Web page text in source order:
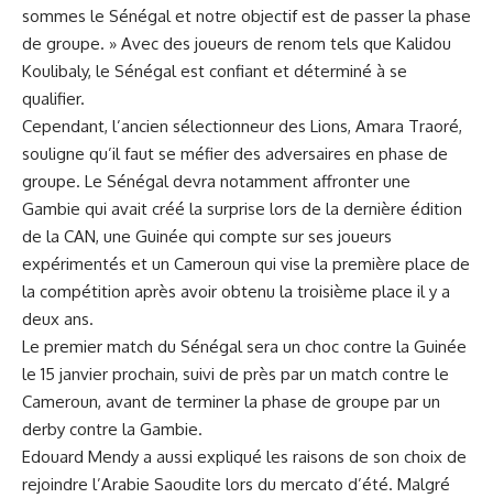
sommes le⁤ Sénégal et notre objectif est de passer la​ phase
de groupe. » Avec des joueurs de renom tels que Kalidou
Koulibaly, le Sénégal​ est confiant⁤ et déterminé à⁤ se
qualifier.
Cependant, ⁣l’ancien sélectionneur des ‍Lions, Amara Traoré, ​
souligne qu’il faut se méfier des adversaires⁢ en phase de
groupe. Le Sénégal devra notamment affronter une
Gambie qui avait créé ‍la surprise ⁤lors de la dernière édition⁣
de⁤ la CAN, une Guinée qui compte sur ‍ses joueurs⁢
expérimentés et un ⁤Cameroun qui vise la première place de
‍la compétition après​ avoir⁢ obtenu la troisième place il ⁢y a
deux ans.
Le premier⁣ match du Sénégal sera un choc contre la Guinée
le 15 janvier prochain, suivi⁣ de près par un match contre le⁢
Cameroun,‌ avant de terminer la⁤ phase de groupe par un
derby contre⁤ la Gambie.
Edouard Mendy a aussi expliqué les raisons de son choix de ​
rejoindre l’Arabie Saoudite lors du mercato d’été. ⁣Malgré